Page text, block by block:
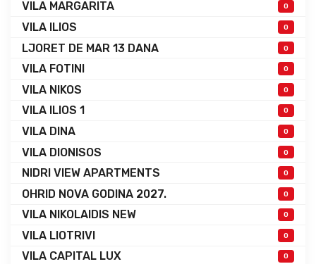
VILA MARGARITA 0
VILA ILIOS 0
LJORET DE MAR 13 DANA 0
VILA FOTINI 0
VILA NIKOS 0
VILA ILIOS 1 0
VILA DINA 0
VILA DIONISOS 0
NIDRI VIEW APARTMENTS 0
OHRID NOVA GODINA 2027. 0
VILA NIKOLAIDIS NEW 0
VILA LIOTRIVI 0
VILA CAPITAL LUX 0